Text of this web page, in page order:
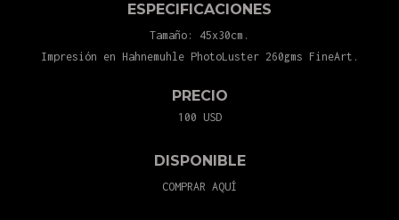
ESPECIFICACIONES
Tamaño: 45x30cm.
Impresión en Hahnemuhle PhotoLuster 260gms FineArt.
PRECIO
100 USD
DISPONIBLE
COMPRAR AQUÍ